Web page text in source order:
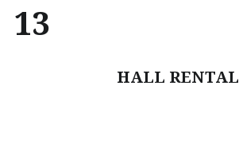
13
HALL RENTAL